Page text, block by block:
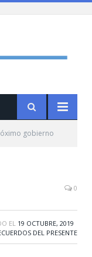
gobierno
0
EL 19 OCTUBRE, 2019
DEL PRESENTE